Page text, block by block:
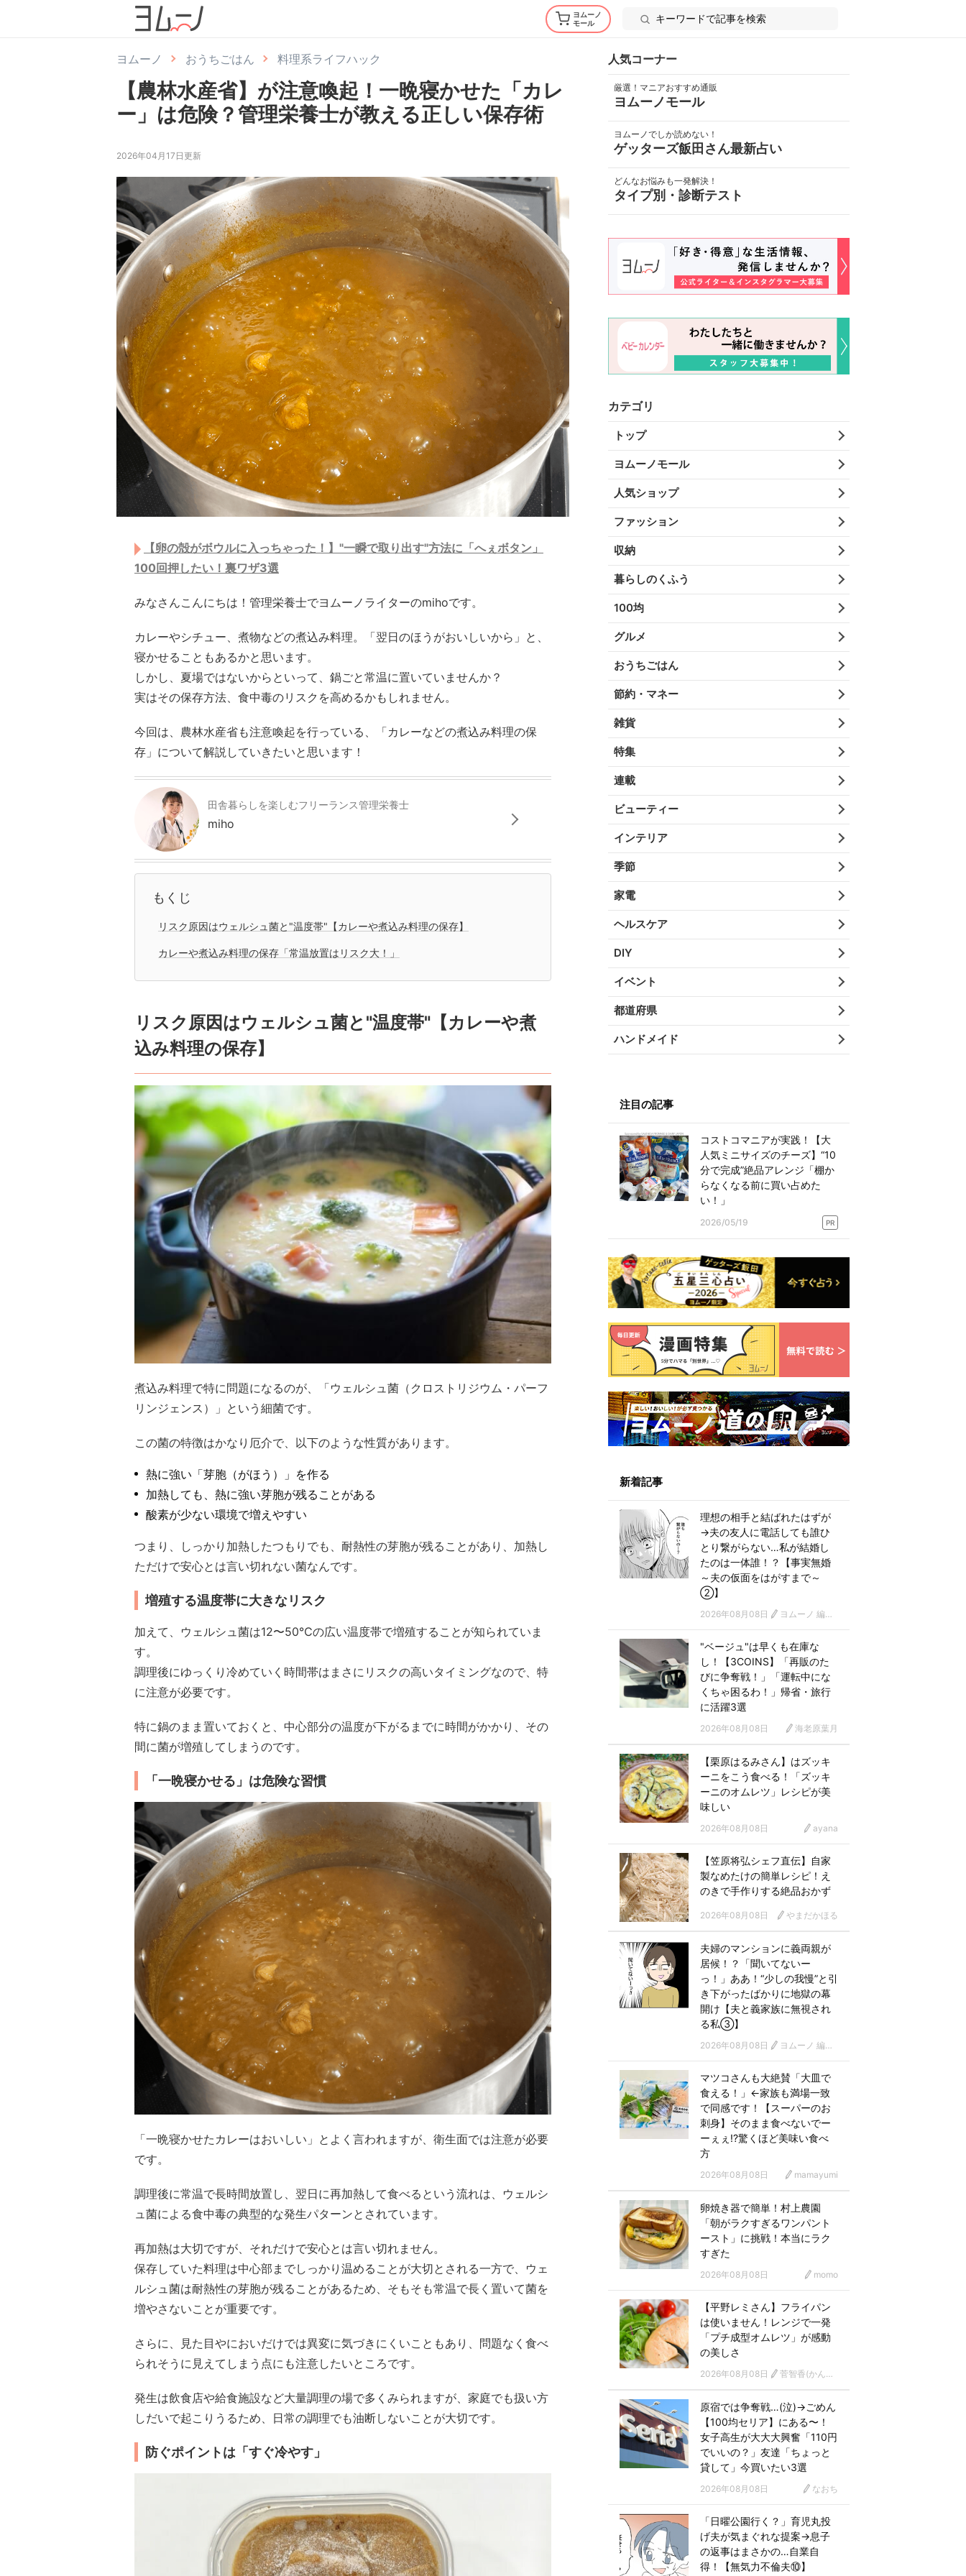
ヨムーノ
モール
ヨムーノ おうちごはん 料理系ライフハック
【農林水産省】が注意喚起！一晩寝かせた「カレ
ー」は危険？管理栄養士が教える正しい保存術
2026年04月17日更新
【卵の殻がボウルに入っちゃった！】"一瞬で取り出す"方法に「へぇボタン」
100回押したい！裏ワザ3選
みなさんこんにちは！管理栄養士でヨムーノライターのmihoです。
カレーやシチュー、煮物などの煮込み料理。「翌日のほうがおいしいから」と、
寝かせることもあるかと思います。
しかし、夏場ではないからといって、鍋ごと常温に置いていませんか？
実はその保存方法、食中毒のリスクを高めるかもしれません。
今回は、農林水産省も注意喚起を行っている、「カレーなどの煮込み料理の保
存」について解説していきたいと思います！
田舎暮らしを楽しむフリーランス管理栄養士
miho
もくじ
リスク原因はウェルシュ菌と"温度帯"【カレーや煮込み料理の保存】
カレーや煮込み料理の保存「常温放置はリスク大！」
リスク原因はウェルシュ菌と"温度帯"【カレーや煮
込み料理の保存】
煮込み料理で特に問題になるのが、「ウェルシュ菌（クロストリジウム・パーフ
リンジェンス）」という細菌です。
この菌の特徴はかなり厄介で、以下のような性質があります。
熱に強い「芽胞（がほう）」を作る
加熱しても、熱に強い芽胞が残ることがある
酸素が少ない環境で増えやすい
つまり、しっかり加熱したつもりでも、耐熱性の芽胞が残ることがあり、加熱し
ただけで安心とは言い切れない菌なんです。
増殖する温度帯に大きなリスク
加えて、ウェルシュ菌は12〜50℃の広い温度帯で増殖することが知られていま
す。
調理後にゆっくり冷めていく時間帯はまさにリスクの高いタイミングなので、特
に注意が必要です。
特に鍋のまま置いておくと、中心部分の温度が下がるまでに時間がかかり、その
間に菌が増殖してしまうのです。
「一晩寝かせる」は危険な習慣
「一晩寝かせたカレーはおいしい」とよく言われますが、衛生面では注意が必要
です。
調理後に常温で長時間放置し、翌日に再加熱して食べるという流れは、ウェルシ
ュ菌による食中毒の典型的な発生パターンとされています。
再加熱は大切ですが、それだけで安心とは言い切れません。
保存していた料理は中心部までしっかり温めることが大切とされる一方で、ウェ
ルシュ菌は耐熱性の芽胞が残ることがあるため、そもそも常温で長く置いて菌を
増やさないことが重要です。
さらに、見た目やにおいだけでは異変に気づきにくいこともあり、問題なく食べ
られそうに見えてしまう点にも注意したいところです。
発生は飲食店や給食施設など大量調理の場で多くみられますが、家庭でも扱い方
しだいで起こりうるため、日常の調理でも油断しないことが大切です。
防ぐポイントは「すぐ冷やす」
人気コーナー
厳選！マニアおすすめ通販
ヨムーノモール
ヨムーノでしか読めない！
ゲッターズ飯田さん最新占い
どんなお悩みも一発解決！
タイプ別・診断テスト
カテゴリ
トップ
ヨムーノモール
人気ショップ
ファッション
収納
暮らしのくふう
100均
グルメ
おうちごはん
節約・マネー
雑貨
特集
連載
ビューティー
インテリア
季節
家電
ヘルスケア
DIY
イベント
都道府県
ハンドメイド
注目の記事
コストコマニアが実践！【大
人気ミニサイズのチーズ】“10
分で完成”絶品アレンジ「棚か
らなくなる前に買い占めた
い！」
2026/05/19 PR
新着記事
理想の相手と結ばれたはずが
→夫の友人に電話しても誰ひ
とり繋がらない…私が結婚し
たのは一体誰！？【事実無婚
～夫の仮面をはがすまで～
②】
2026年08月08日 ヨムーノ 編集部 漫画チーム
"ベージュ"は早くも在庫な
し！【3COINS】「再販のた
びに争奪戦！」「運転中にな
くちゃ困るわ！」帰省・旅行
に活躍3選
2026年08月08日 海老原葉月
【栗原はるみさん】はズッキ
ーニをこう食べる！「ズッキ
ーニのオムレツ」レシピが美
味しい
2026年08月08日 ayana
【笠原将弘シェフ直伝】自家
製なめたけの簡単レシピ！え
のきで手作りする絶品おかず
2026年08月08日 やまだかほる
夫婦のマンションに義両親が
居候！？「聞いてないー
っ！」ああ！“少しの我慢”と引
き下がったばかりに地獄の幕
開け【夫と義家族に無視され
る私③】
2026年08月08日 ヨムーノ 編集部 漫画チーム
マツコさんも大絶賛「大皿で
食える！」←家族も満場一致
で同感です！【スーパーのお
刺身】そのまま食べないでー
ーぇぇ!?驚くほど美味い食べ
方
2026年08月08日 mamayumi
卵焼き器で簡単！村上農園
「朝がラクすぎるワンパント
ースト」に挑戦！本当にラク
すぎた
2026年08月08日 momo
【平野レミさん】フライパン
は使いません！レンジで一発
「プチ成型オムレツ」が感動
の美しさ
2026年08月08日 菅智香(かんともか)
原宿では争奪戦…(泣)→ごめん
【100均セリア】にある〜！
女子高生が大大大興奮「110円
でいいの？」友達「ちょっと
貸して」今買いたい3選
2026年08月08日 なおち
「日曜公園行く？」育児丸投
げ夫が気まぐれな提案→息子
の返事はまさかの…自業自
得！【無気力不倫夫⑩】